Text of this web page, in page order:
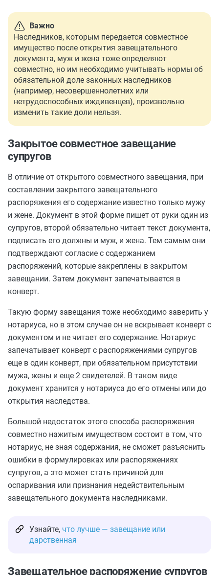
Важно
Наследников, которым передается совместное
имущество после открытия завещательного
документа, муж и жена тоже определяют
совместно, но им необходимо учитывать нормы об
обязательной доле законных наследников
(например, несовершеннолетних или
нетрудоспособных иждивенцев), произвольно
изменить такие доли нельзя.
Закрытое совместное завещание
супругов
В отличие от открытого совместного завещания, при
составлении закрытого завещательного
распоряжения его содержание известно только мужу
и жене. Документ в этой форме пишет от руки один из
супругов, второй обязательно читает текст документа,
подписать его должны и муж, и жена. Тем самым они
подтверждают согласие с содержанием
распоряжений, которые закреплены в закрытом
завещании. Затем документ запечатывается в
конверт.
Такую форму завещания тоже необходимо заверить у
нотариуса, но в этом случае он не вскрывает конверт с
документом и не читает его содержание. Нотариус
запечатывает конверт с распоряжениями супругов
еще в один конверт, при обязательном присутствии
мужа, жены и еще 2 свидетелей. В таком виде
документ хранится у нотариуса до его отмены или до
открытия наследства.
Большой недостаток этого способа распоряжения
совместно нажитым имуществом состоит в том, что
нотариус, не зная содержания, не сможет разъяснить
ошибки в формулировках или распоряжениях
супругов, а это может стать причиной для
оспаривания или признания недействительным
завещательного документа наследниками.
Узнайте, что лучше — завещание или
дарственная
Завещательное распоряжение супругов